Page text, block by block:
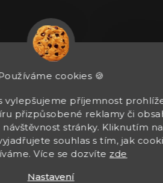
cookies 🍪
vylepšujeme příjemnost
přizpůsobené reklamy či
stránky. Kliknutím na
souhlas s tím, jak
Více se dozvíte zde
Nastavení